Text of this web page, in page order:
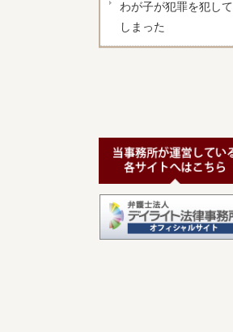
わが子が犯罪を犯して
しまった